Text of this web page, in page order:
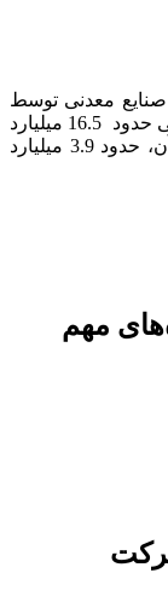
و صنایع معدنی توسط
گروه شرکتهای توسعه معادن و فلزات با ارزشی حدود 16.5 میلیارد
یورو در حال اجراست که سهم «ومعادن» از آن، حدود 3.9 میلیارد
مهم